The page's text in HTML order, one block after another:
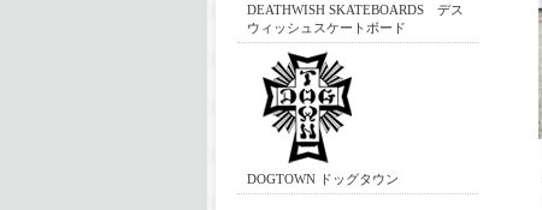
DEATHWISH SKATEBOARDS デス
ウィッシュスケートボード
DOGTOWN ドッグタウン